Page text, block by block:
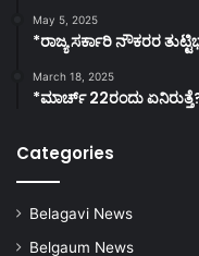
May 5, 2025
*ರಾಜ್ಯ ಸರ್ಕಾರಿ ನೌಕರರ
March 18, 2025
*ಮಾರ್ಚ್ 22ರಂದು
Categories
Belagavi News
Belgaum News